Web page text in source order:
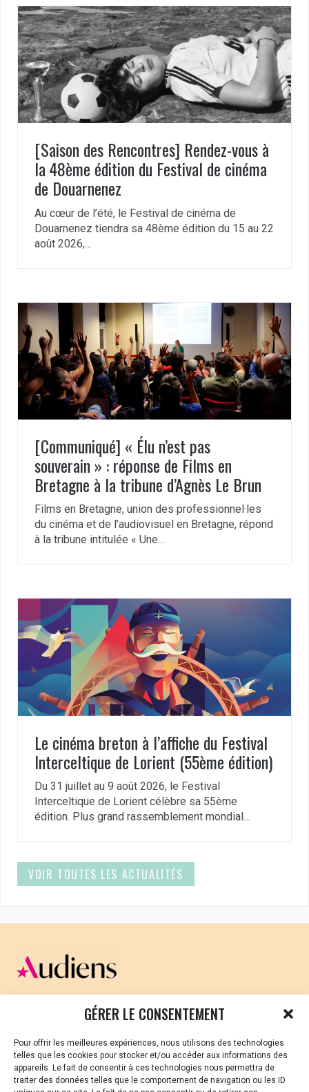
GÉRER LE CONSENTEMENT
Pour offrir les meilleures expériences, nous utilisons des technologies
telles que les cookies pour stocker et/ou accéder aux informations des
appareils. Le fait de consentir à ces technologies nous permettra de
traiter des données telles que le comportement de navigation ou les ID
[Saison des Rencontres] Rendez-vous à
la 48ème édition du Festival de cinéma
de Douarnenez
Au cœur de l’été, le Festival de cinéma de
Douarnenez tiendra sa 48ème édition du 15 au 22
août 2026,…
[Communiqué] « Élu n’est pas
souverain » : réponse de Films en
Bretagne à la tribune d’Agnès Le Brun
Films en Bretagne, union des professionnel·les
du cinéma et de l’audiovisuel en Bretagne, répond
à la tribune intitulée « Une…
Le cinéma breton à l’affiche du Festival
Interceltique de Lorient (55ème édition)
Du 31 juillet au 9 août 2026, le Festival
Interceltique de Lorient célèbre sa 55ème
édition. Plus grand rassemblement mondial…
VOIR TOUTES LES ACTUALITÉS
CELLULE D’ÉCOUTE ET DE SOUTIEN PSYCHOLOGIQUE ET
Vous avez été témoin ou vous êtes victime de VSS ? Ou
vous êtes référent·es harcèlement en besoin de soutien
ou d’informations ?